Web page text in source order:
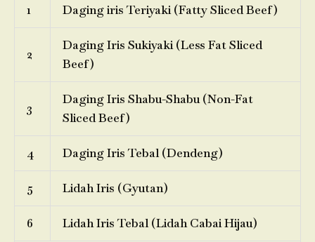
1 Daging iris Teriyaki (Fatty Sliced Beef)
2
Daging Iris Sukiyaki (Less Fat Sliced
Beef)
3
Daging Iris Shabu-Shabu (Non-Fat
Sliced Beef)
4 Daging Iris Tebal (Dendeng)
5 Lidah Iris (Gyutan)
6 Lidah Iris Tebal (Lidah Cabai Hijau)